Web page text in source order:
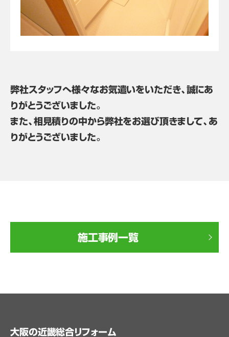
弊社スタッフへ様々なお気遣いをいただき、誠にあ
りがとうございました。
また、相見積りの中から弊社をお選び頂きまして、あ
りがとうございました。
施工事例一覧
大阪の近畿総合リフォーム